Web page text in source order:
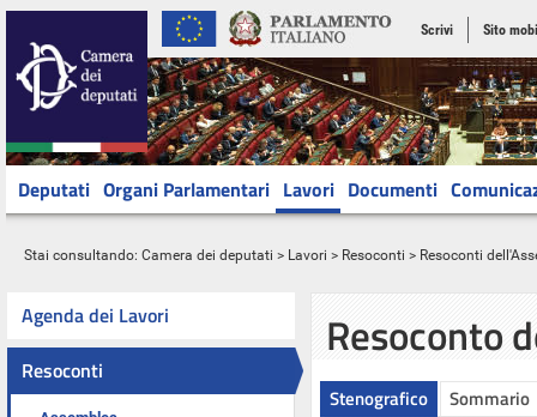
Scrivi Sito
Deputati Organi Parlamentari Lavori Documenti
Stai consultando: Camera dei deputati > Lavori > Resoconti > Resoconti
Agenda dei Lavori
Resoconti
Resoconto
Stenografico Sommario